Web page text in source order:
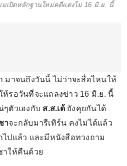
เปิดหลักฐานใหม่คดีแตงโม 16 มิ.ย. นี้
มาจนถึงวันนี้ ไม่ว่าจะสื่อไหนให้
ห้รอวันที่จะแถลงข่าว 16 มิ.ย. นี้
ตัวเองกับ ส.ส.เต้ยังคุยกันได้
าจะกลับมารีเทิร์น คงไม่ได้แล้ว
ไปแล้ว และมีหนังสือทวงถาม
าให้คืนด้วย